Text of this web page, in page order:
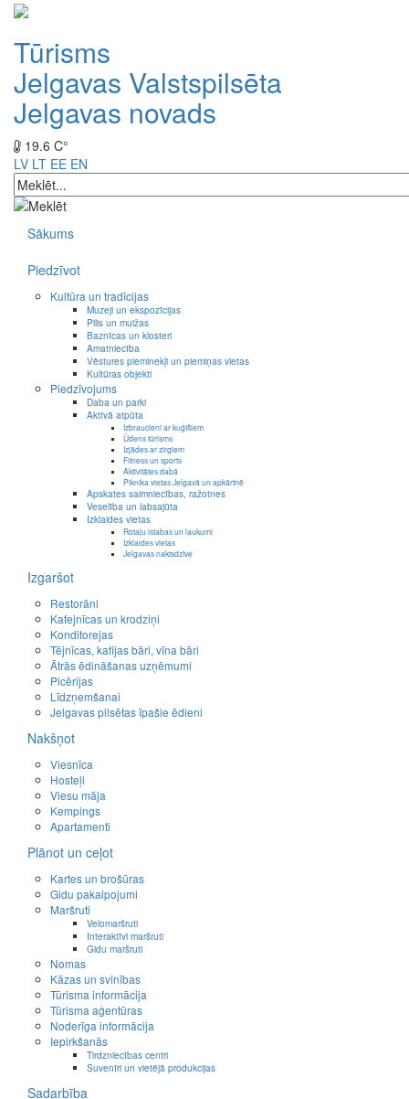
Tūrisms
Jelgavas Valstspilsēta
Jelgavas novads
19.6 C°
LV LT EE EN
Sākums
Piedzīvot
Kultūra un tradīcijas
Muzeji un ekspozīcijas
Pilis un muižas
Baznīcas un klosteri
Amatniecība
Vēstures pieminekļi un piemiņas vietas
Kultūras objekti
Piedzīvojums
Daba un parki
Aktīvā atpūta
Izbraucieni ar kuģīšiem
Ūdens tūrisms
Izjādes ar zirgiem
Fitness un sports
Aktivitātes dabā
Piknika vietas Jelgavā un apkārtnē
Apskates saimniecības, ražotnes
Veselība un labsajūta
Izklaides vietas
Rotaļu istabas un laukumi
Izklaides vietas
Jelgavas naktsdzīve
Izgaršot
Restorāni
Kafejnīcas un krodziņi
Konditorejas
Tējnīcas, kafijas bāri, vīna bāri
Ātrās ēdināšanas uzņēmumi
Picērijas
Līdzņemšanai
Jelgavas pilsētas īpašie ēdieni
Nakšņot
Viesnīca
Hosteļi
Viesu māja
Kempings
Apartamenti
Plānot un ceļot
Kartes un brošūras
Gidu pakalpojumi
Maršruti
Velomaršruti
Interaktīvi maršruti
Gidu maršruti
Nomas
Kāzas un svinības
Tūrisma informācija
Tūrisma aģentūras
Noderīga informācija
Iepirkšanās
Tirdzniecības centri
Suvenīri un vietējā produkcijas
Sadarbība